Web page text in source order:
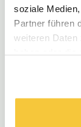
soziale
Partner führen
weiteren Daten
0